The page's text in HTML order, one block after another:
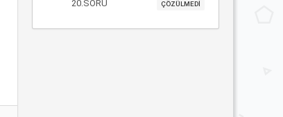
20.SORU ÇÖZÜLMEDİ